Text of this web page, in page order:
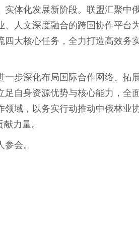
体化发展新阶段。联盟汇聚中俄
人文深度融合的跨国协作平台
大核心任务，全力打造高效务
步深化布局国际合作网络、拓
自身资源优势与核心能力，全
域，以务实行动推动中俄林业
力量。
会。